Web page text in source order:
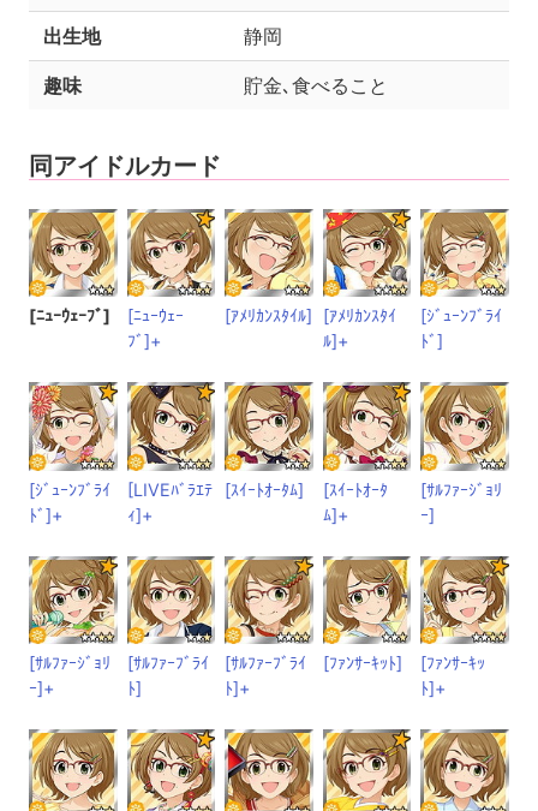
出生地 静岡
趣味 貯金､食べること
同アイドルカード
[ﾆｭｰｳｪｰﾌﾞ]
[ﾆｭｰｳｪｰ
ﾌﾞ]+
[ｱﾒﾘｶﾝｽﾀｲﾙ]
[ｱﾒﾘｶﾝｽﾀｲ
ﾙ]+
[ｼﾞｭｰﾝﾌﾞﾗｲ
ﾄﾞ]
[ｼﾞｭｰﾝﾌﾞﾗｲ
ﾄﾞ]+
[LIVEﾊﾞﾗｴﾃ
ｨ]+
[ｽｲｰﾄｵｰﾀﾑ]
[ｽｲｰﾄｵｰﾀ
ﾑ]+
[ｻﾙﾌｧｰｼﾞｮﾘ
ｰ]
[ｻﾙﾌｧｰｼﾞｮﾘ
ｰ]+
[ｻﾙﾌｧｰﾌﾞﾗｲ
ﾄ]
[ｻﾙﾌｧｰﾌﾞﾗｲ
ﾄ]+
[ﾌｧﾝｻｰｷｯﾄ]
[ﾌｧﾝｻｰｷｯ
ﾄ]+